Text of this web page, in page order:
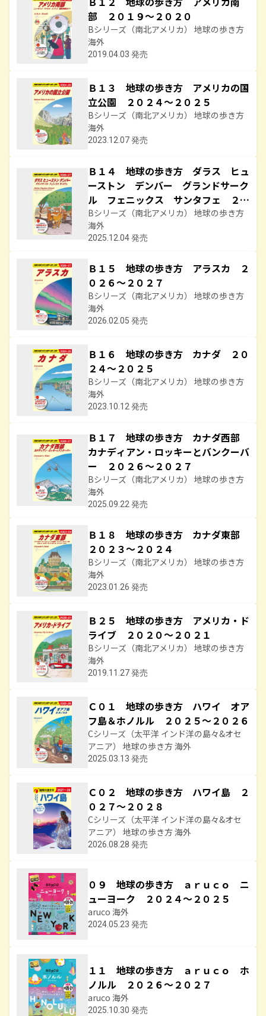
部 ２０１９～２０２０
Bシリーズ（南北アメリカ） 地球の歩き方
海外
2019.04.03 発売
Ｂ１３ 地球の歩き方 アメリカの国
立公園 ２０２４～２０２５
Bシリーズ（南北アメリカ） 地球の歩き方
海外
2023.12.07 発売
Ｂ１４ 地球の歩き方 ダラス ヒュ
ーストン デンバー グランドサーク
ル フェニックス サンタフェ ２０
２６～２０２７
Bシリーズ（南北アメリカ） 地球の歩き方
海外
2025.12.04 発売
Ｂ１５ 地球の歩き方 アラスカ ２
０２６～２０２７
Bシリーズ（南北アメリカ） 地球の歩き方
海外
2026.02.05 発売
Ｂ１６ 地球の歩き方 カナダ ２０
２４～２０２５
Bシリーズ（南北アメリカ） 地球の歩き方
海外
2023.10.12 発売
Ｂ１７ 地球の歩き方 カナダ西部
カナディアン・ロッキーとバンクーバ
ー ２０２６～２０２７
Bシリーズ（南北アメリカ） 地球の歩き方
海外
2025.09.22 発売
Ｂ１８ 地球の歩き方 カナダ東部
２０２３～２０２４
Bシリーズ（南北アメリカ） 地球の歩き方
海外
2023.01.26 発売
Ｂ２５ 地球の歩き方 アメリカ・ド
ライブ ２０２０～２０２１
Bシリーズ（南北アメリカ） 地球の歩き方
海外
2019.11.27 発売
Ｃ０１ 地球の歩き方 ハワイ オア
フ島＆ホノルル ２０２５～２０２６
Cシリーズ（太平洋 インド洋の島々&オセ
アニア） 地球の歩き方 海外
2025.03.13 発売
Ｃ０２ 地球の歩き方 ハワイ島 ２
０２７～２０２８
Cシリーズ（太平洋 インド洋の島々&オセ
アニア） 地球の歩き方 海外
2026.08.28 発売
０９ 地球の歩き方 ａｒｕｃｏ ニ
ューヨーク ２０２４～２０２５
aruco 海外
2024.05.23 発売
１１ 地球の歩き方 ａｒｕｃｏ ホ
ノルル ２０２６～２０２７
aruco 海外
2025.10.30 発売